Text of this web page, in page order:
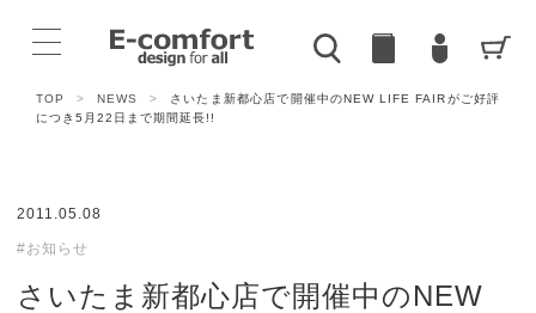
TOP > NEWS >
さいたま新都心店で開催中のNEW LIFE FAIRがご好評
につき5月22日まで期間延長!!
2011.05.08
#お知らせ
さいたま新都心店で開催中のNEW